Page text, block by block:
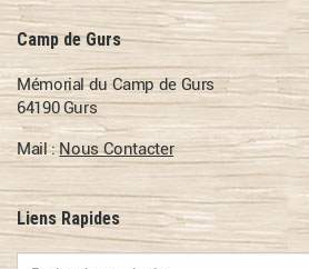
Camp de Gurs
Mémorial du Camp de Gurs
64190 Gurs
Mail :Nous Contacter
Liens Rapides